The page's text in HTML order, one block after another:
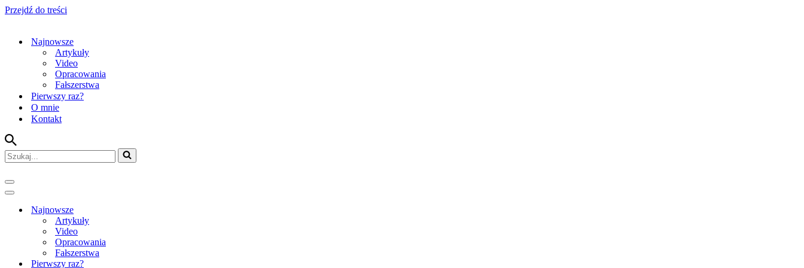
Przejdź do treści
Najnowsze
Artykuły
Video
Opracowania
Fałszerstwa
Pierwszy raz?
O mnie
Kontakt
Szukaj...
Menu
nawigacji
Menu
nawigacjiNajnowsze
Artykuły
Video
Opracowania
Fałszerstwa
Pierwszy raz?